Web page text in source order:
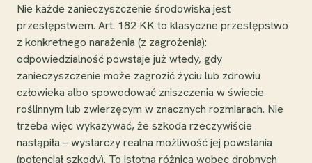
Nie każde zanieczyszczenie środowiska jest
przestępstwem. Art. 182 KK to klasyczne przestępstwo
z konkretnego narażenia (z zagrożenia):
odpowiedzialność powstaje już wtedy, gdy
zanieczyszczenie może zagrozić życiu lub zdrowiu
człowieka albo spowodować zniszczenia w świecie
roślinnym lub zwierzęcym w znacznych rozmiarach. Nie
trzeba więc wykazywać, że szkoda rzeczywiście
nastąpiła – wystarczy realna możliwość jej powstania
(potencjał szkody). To istotna różnica wobec drobnych